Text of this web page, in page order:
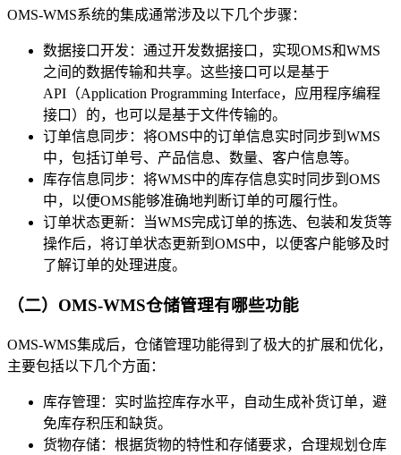
OMS-WMS系统的集成通常涉及以下几个步骤：
数据接口开发：通过开发数据接口，实现OMS和WMS
之间的数据传输和共享。这些接口可以是基于
API（Application Programming Interface，应用程序编程
接口）的，也可以是基于文件传输的。
订单信息同步：将OMS中的订单信息实时同步到WMS
中，包括订单号、产品信息、数量、客户信息等。
库存信息同步：将WMS中的库存信息实时同步到OMS
中，以便OMS能够准确地判断订单的可履行性。
订单状态更新：当WMS完成订单的拣选、包装和发货等
操作后，将订单状态更新到OMS中，以便客户能够及时
了解订单的处理进度。
（二）OMS-WMS仓储管理有哪些功能
OMS-WMS集成后，仓储管理功能得到了极大的扩展和优化，
主要包括以下几个方面：
库存管理：实时监控库存水平，自动生成补货订单，避
免库存积压和缺货。
货物存储：根据货物的特性和存储要求，合理规划仓库